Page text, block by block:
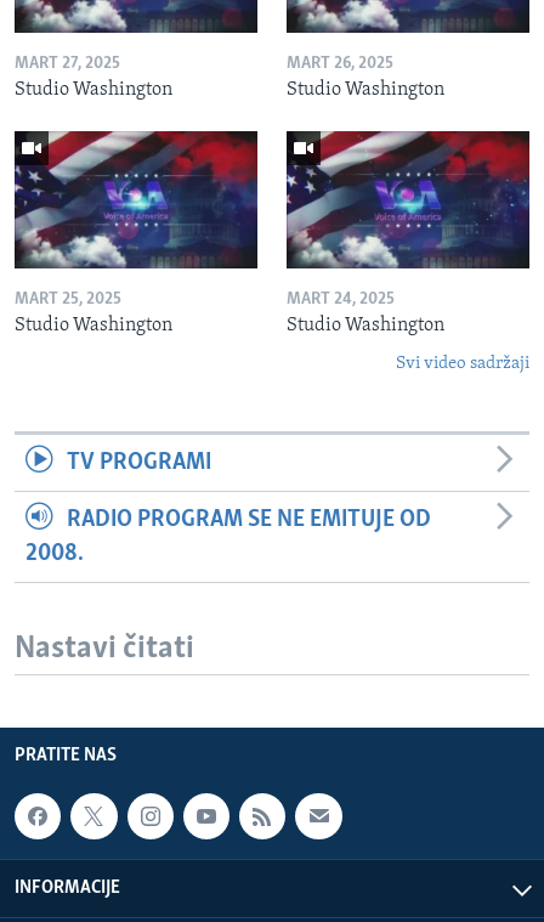
MART 27, 2025
Studio Washington
MART 26, 2025
Studio Washington
MART 25, 2025
Studio Washington
MART 24, 2025
Studio Washington
Svi video sadržaji
TV PROGRAMI
RADIO PROGRAM SE NE EMITUJE OD
2008.
Nastavi čitati
PRATITE NAS
INFORMACIJE